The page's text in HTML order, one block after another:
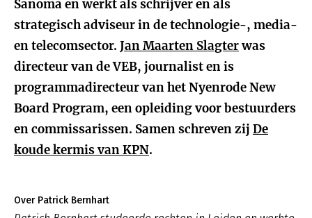
Sanoma en werkt als schrijver en als
strategisch adviseur in de technologie-, media-
en telecomsector. Jan Maarten Slagterwas
directeur van de VEB, journalist en is
programmadirecteur van het Nyenrode New
Board Program, een opleiding voor bestuurders
en commissarissen. Samen schreven zij De
koude kermis van KPN.
Over Patrick Bernhart